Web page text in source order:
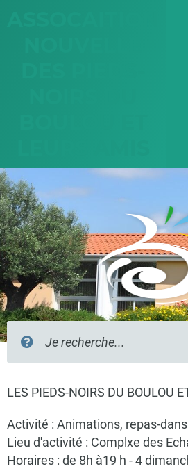
Rechercher
sur
le
LES PIEDS-NOIRS DU BOULOU
Activité : Animations, repas-
Lieu d'activité : Complxe des
Horaires : de 8h à19 h - 4